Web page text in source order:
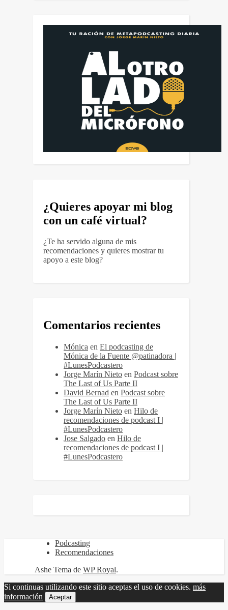
¿Quieres apoyar mi blog
con un café virtual?
¿Te ha servido alguna de mis
recomendaciones y quieres mostrar tu
apoyo a este blog?
Comentarios recientes
Mónica en El podcasting de
Mónica de la Fuente @patinadora |
#LunesPodcastero
Jorge Marín Nieto en Podcast sobre
The Last of Us Parte II
David Bernad en Podcast sobre
The Last of Us Parte II
Jorge Marín Nieto en Hilo de
recomendaciones de podcast I |
#LunesPodcastero
Jose Salgado en Hilo de
recomendaciones de podcast I |
#LunesPodcastero
Podcasting
Recomendaciones
Ashe Tema de WP Royal.
Si continuas utilizando este sitio aceptas el uso de cookies. más
información
Aceptar